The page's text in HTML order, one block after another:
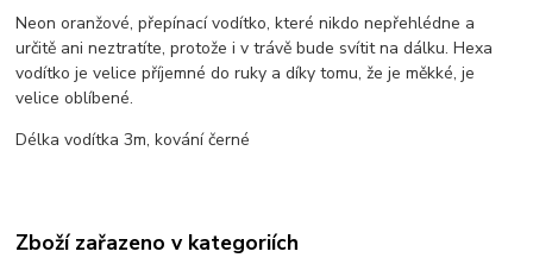
Neon oranžové, přepínací vodítko, které nikdo nepřehlédne a
určitě ani neztratíte, protože i v trávě bude svítit na dálku. Hexa
vodítko je velice příjemné do ruky a díky tomu, že je měkké, je
velice oblíbené.
Délka vodítka 3m, kování černé
Zboží zařazeno v kategoriích